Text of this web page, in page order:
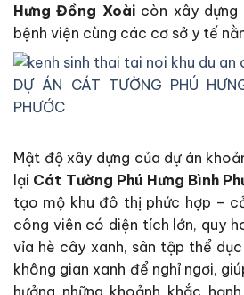
Hưng Đồng Xoài còn xây
bệnh viện cùng các cơ sở y tế
Mật độ xây dựng của dự án
lại Cát Tường Phú Hưng Bình
tạo mộ khu đô thị phức hợp –
công viên có diện tích lớn, quy
vỉa hè cây xanh, sân tập thể
không gian xanh để nghỉ ngơi,
hưởng những khoảnh khắc